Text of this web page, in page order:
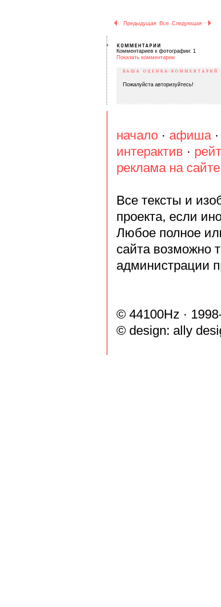
Предыдущая Все Следующая
Комментариев к фотографии: 1
Показать комментарии
ВАША ОЦЕНКА/КОММЕНТАРИЙ
Пожалуйста авторизуйтесь!
начало · афиша
интерактив ·
реклама на сайте
Все тексты и
проекта, если
Любое полное
сайта возможно
администрации
© 44100Hz ·
© design: ally